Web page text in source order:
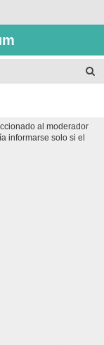
al moderador
informarse solo si el